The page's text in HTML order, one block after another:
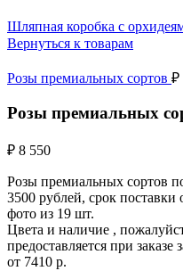
Шляпная коробка с
Вернуться к товарам
Розы премиальных сортов ₽
Розы премиальных
₽ 8 550
Розы премиальных сортов
3500 рублей, срок поставки
фото из 19 шт.
Цвета и наличие ,
предоставляется при
от 7410 р.